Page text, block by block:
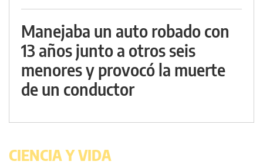
Manejaba un auto robado con
13 años junto a otros seis
menores y provocó la muerte
de un conductor
CIENCIA Y VIDA